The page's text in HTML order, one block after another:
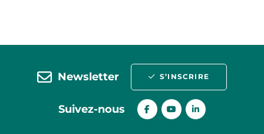
Newsletter S’INSCRIRE
Suivez-nous